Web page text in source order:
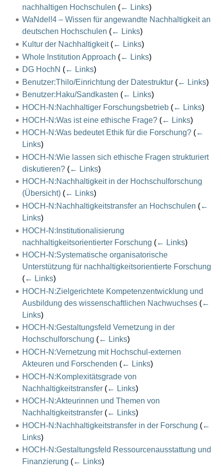
nachhaltigen Hochschulen (← Links)
WaNdel!4 – Wissen für angewandte Nachhaltigkeit an
deutschen Hochschulen (← Links)
Kultur der Nachhaltigkeit (← Links)
Whole Institution Approach (← Links)
DG HochN (← Links)
Benutzer:Thilo/Einrichtung der Datestruktur (← Links)
Benutzer:Haku/Sandkasten (← Links)
HOCH-N:Nachhaltiger Forschungsbetrieb (← Links)
HOCH-N:Was ist eine ethische Frage? (← Links)
HOCH-N:Was bedeutet Ethik für die Forschung? (←
Links)
HOCH-N:Wie lassen sich ethische Fragen strukturiert
diskutieren? (← Links)
HOCH-N:Nachhaltigkeit in der Hochschulforschung
(Übersicht) (← Links)
HOCH-N:Nachhaltigkeitstransfer an Hochschulen (←
Links)
HOCH-N:Institutionalisierung
nachhaltigkeitsorientierter Forschung (← Links)
HOCH-N:Systematische organisatorische
Unterstützung für nachhaltigkeitsorientierte Forschung
(← Links)
HOCH-N:Zielgerichtete Kompetenzentwicklung und
Ausbildung des wissenschaftlichen Nachwuchses (←
Links)
HOCH-N:Gestaltungsfeld Vernetzung in der
Hochschulforschung (← Links)
HOCH-N:Vernetzung mit Hochschul-externen
Akteuren und Forschenden (← Links)
HOCH-N:Komplexitätsgrade von
Nachhaltigkeitstransfer (← Links)
HOCH-N:Akteurinnen und Themen von
Nachhaltigkeitstransfer (← Links)
HOCH-N:Nachhaltigkeitstransfer in der Forschung (←
Links)
HOCH-N:Gestaltungsfeld Ressourcenausstattung und
Finanzierung (← Links)